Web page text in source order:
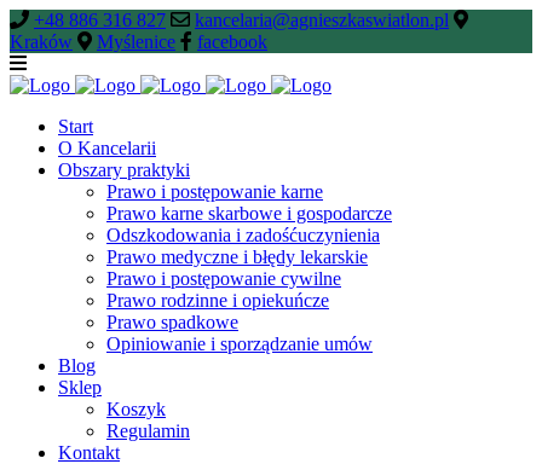
+48 886 316 827
kancelaria@agnieszkaswiatlon.pl
Kraków
Myślenice facebook
Start
O Kancelarii
Obszary praktyki
Prawo i postępowanie karne
Prawo karne skarbowe i gospodarcze
Odszkodowania i zadośćuczynienia
Prawo medyczne i błędy lekarskie
Prawo i postępowanie cywilne
Prawo rodzinne i opiekuńcze
Prawo spadkowe
Opiniowanie i sporządzanie umów
Blog
Sklep
Koszyk
Regulamin
Kontakt